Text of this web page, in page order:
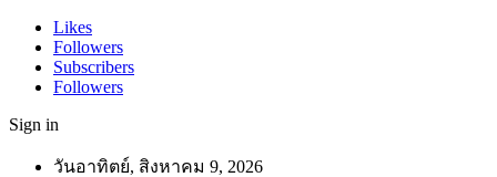
Likes
Followers
Subscribers
Followers
Sign in
วันอาทิตย์, สิงหาคม 9, 2026